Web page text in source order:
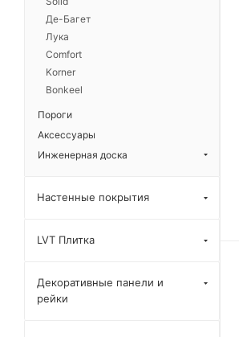
Де-Багет
Лука
Comfort
Korner
Bonkeel
Пороги
Аксессуары
Инженерная доска
Настенные покрытия
LVT Плитка
Декоративные панели и
рейки